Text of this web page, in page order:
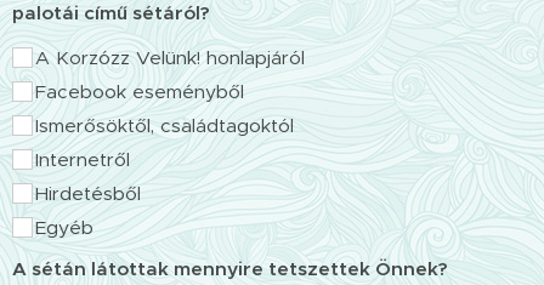
palotái című sétáról?
A Korzózz Velünk! honlapjáról
Facebook eseményből
Ismerősöktől, családtagoktól
Internetről
Hirdetésből
Egyéb
A sétán látottak mennyire tetszettek Önnek?